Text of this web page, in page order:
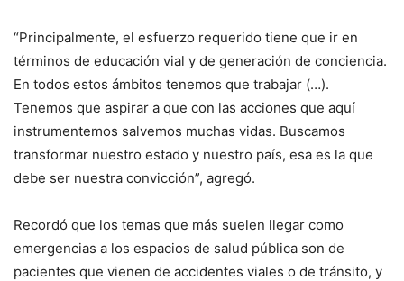
“Principalmente, el esfuerzo requerido tiene que ir en
términos de educación vial y de generación de conciencia.
En todos estos ámbitos tenemos que trabajar (…).
Tenemos que aspirar a que con las acciones que aquí
instrumentemos salvemos muchas vidas. Buscamos
transformar nuestro estado y nuestro país, esa es la que
debe ser nuestra convicción”, agregó.
Recordó que los temas que más suelen llegar como
emergencias a los espacios de salud pública son de
pacientes que vienen de accidentes viales o de tránsito, y